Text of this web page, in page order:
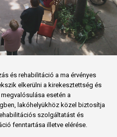
és rehabilitáció a ma érvényes
elkerülni a kirekesztettség és
esetén a
lakóhelyükhöz közel biztosítja
szolgáltatást és
fenntartása illetve elérése.